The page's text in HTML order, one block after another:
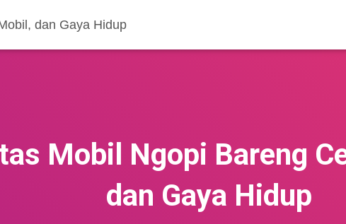
dan Gaya Hidup
Mobil Ngopi Bareng
dan Gaya Hidup